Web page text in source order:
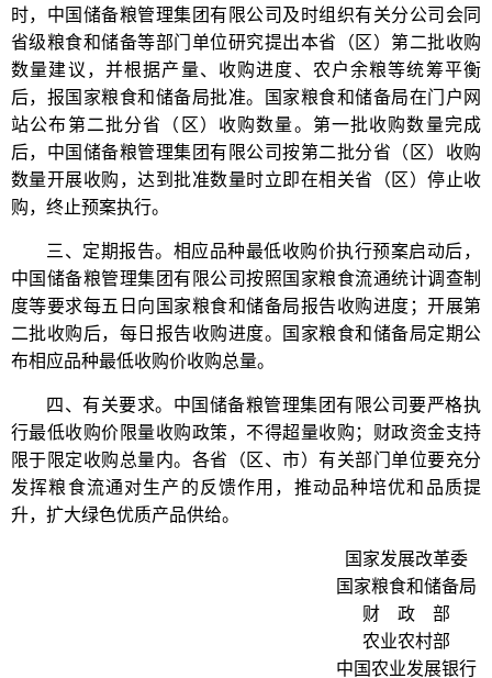
时，中国储备粮管理集团有限公司及时组织有关分公司会同
省级粮食和储备等部门单位研究提出本省（区）第二批收购
数量建议，并根据产量、收购进度、农户余粮等统筹平衡
后，报国家粮食和储备局批准。国家粮食和储备局在门户网
站公布第二批分省（区）收购数量。第一批收购数量完成
后，中国储备粮管理集团有限公司按第二批分省（区）收购
数量开展收购，达到批准数量时立即在相关省（区）停止收
购，终止预案执行。
三、定期报告。相应品种最低收购价执行预案启动后，
中国储备粮管理集团有限公司按照国家粮食流通统计调查制
度等要求每五日向国家粮食和储备局报告收购进度；开展第
二批收购后，每日报告收购进度。国家粮食和储备局定期公
布相应品种最低收购价收购总量。
四、有关要求。中国储备粮管理集团有限公司要严格执
行最低收购价限量收购政策，不得超量收购；财政资金支持
限于限定收购总量内。各省（区、市）有关部门单位要充分
发挥粮食流通对生产的反馈作用，推动品种培优和品质提
升，扩大绿色优质产品供给。
国家发展改革委
国家粮食和储备局
财 政 部
农业农村部
中国农业发展银行